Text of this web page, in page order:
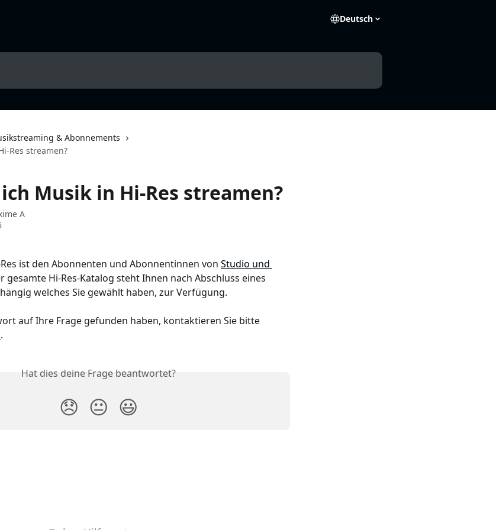
Deutsch
& Abonnements
Res streamen?
Musik in Hi-Res streamen?
A
ist den Abonnenten und Abonnentinnen von Studio und
gesamte Hi-Res-Katalog steht Ihnen nach Abschluss eines
welches Sie gewählt haben, zur Verfügung.
auf Ihre Frage gefunden haben, kontaktieren Sie bitte
.
Hat dies deine Frage beantwortet?
😞 😐 😃